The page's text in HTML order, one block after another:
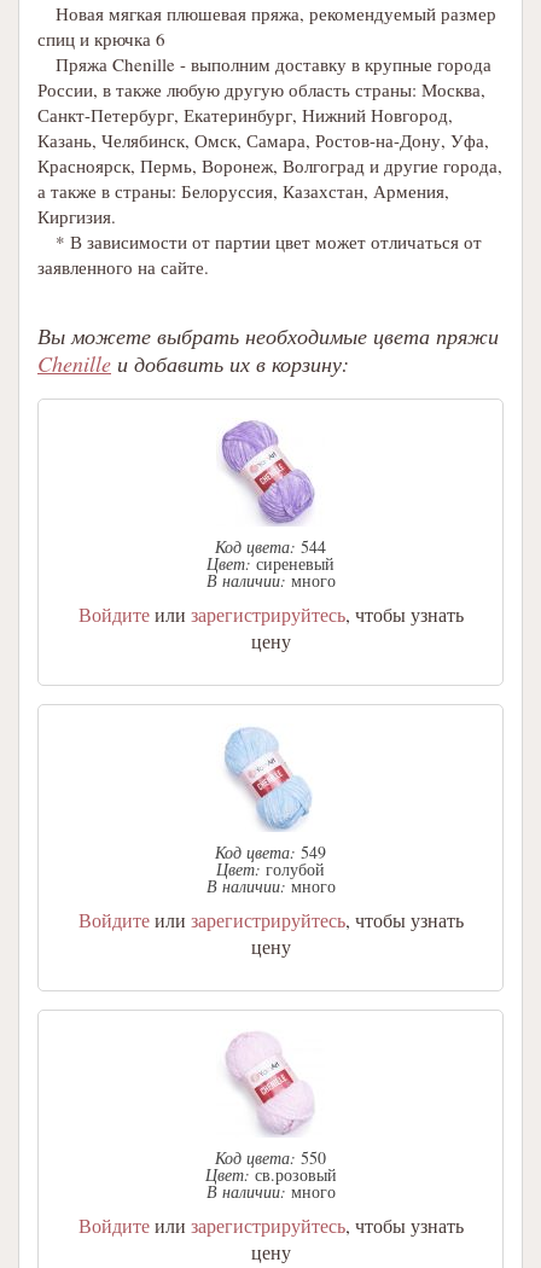
Новая мягкая плюшевая пряжа, рекомендуемый размер
спиц и крючка 6
Пряжа Chenille - выполним доставку в крупные города
России, в также любую другую область страны: Москва,
Санкт-Петербург, Екатеринбург, Нижний Новгород,
Казань, Челябинск, Омск, Самара, Ростов-на-Дону, Уфа,
Красноярск, Пермь, Воронеж, Волгоград и другие города,
а также в страны: Белоруссия, Казахстан, Армения,
Киргизия.
* В зависимости от партии цвет может отличаться от
заявленного на сайте.
Вы можете выбрать необходимые цвета пряжи
Chenille и добавить их в корзину:
Код цвета: 544
Цвет:сиреневый
В наличии: много
Войдитеили зарегистрируйтесь, чтобы узнать
цену
Код цвета: 549
Цвет: голубой
В наличии:много
Войдитеили зарегистрируйтесь, чтобы узнать
цену
Код цвета: 550
Цвет:св.розовый
В наличии: много
Войдитеили зарегистрируйтесь, чтобы узнать
цену